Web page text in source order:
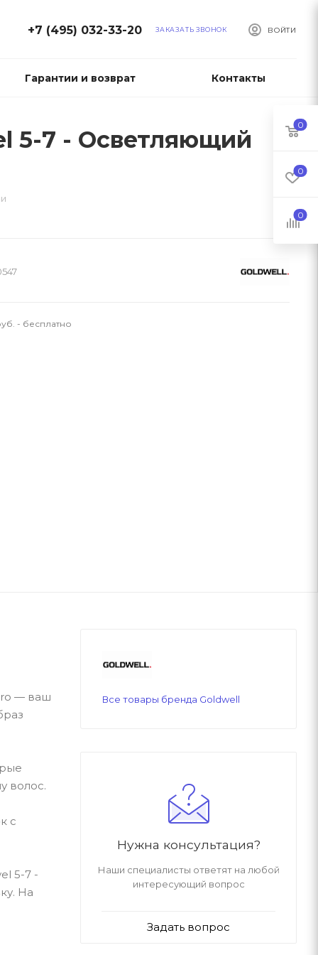
ВОЙТИ
+7 (495) 032-33-20 ЗАКАЗАТЬ ЗВОНОК
Гарантии и возврат Контакты
5-7 - Осветляющий
- бесплатно
— ваш
волос.
с
5-7 -
На
Все товары бренда Goldwell
Нужна консультация?
Наши специалисты ответят на любой
интересующий вопрос
Задать вопрос
0
0
0